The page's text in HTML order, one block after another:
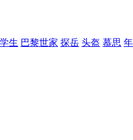
生 巴黎世家 探岳 头盔 慕思